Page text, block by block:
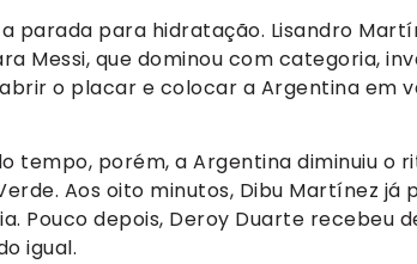
parada para hidratação. Lisandro
Messi, que dominou com categoria,
o placar e colocar a Argentina em
tempo, porém, a Argentina diminuiu o
Aos oito minutos, Dibu Martínez já
Pouco depois, Deroy Duarte recebeu
igual.